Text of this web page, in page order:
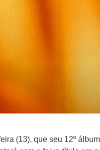
(13), que seu 12º